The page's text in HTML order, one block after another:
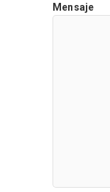
Mensaje